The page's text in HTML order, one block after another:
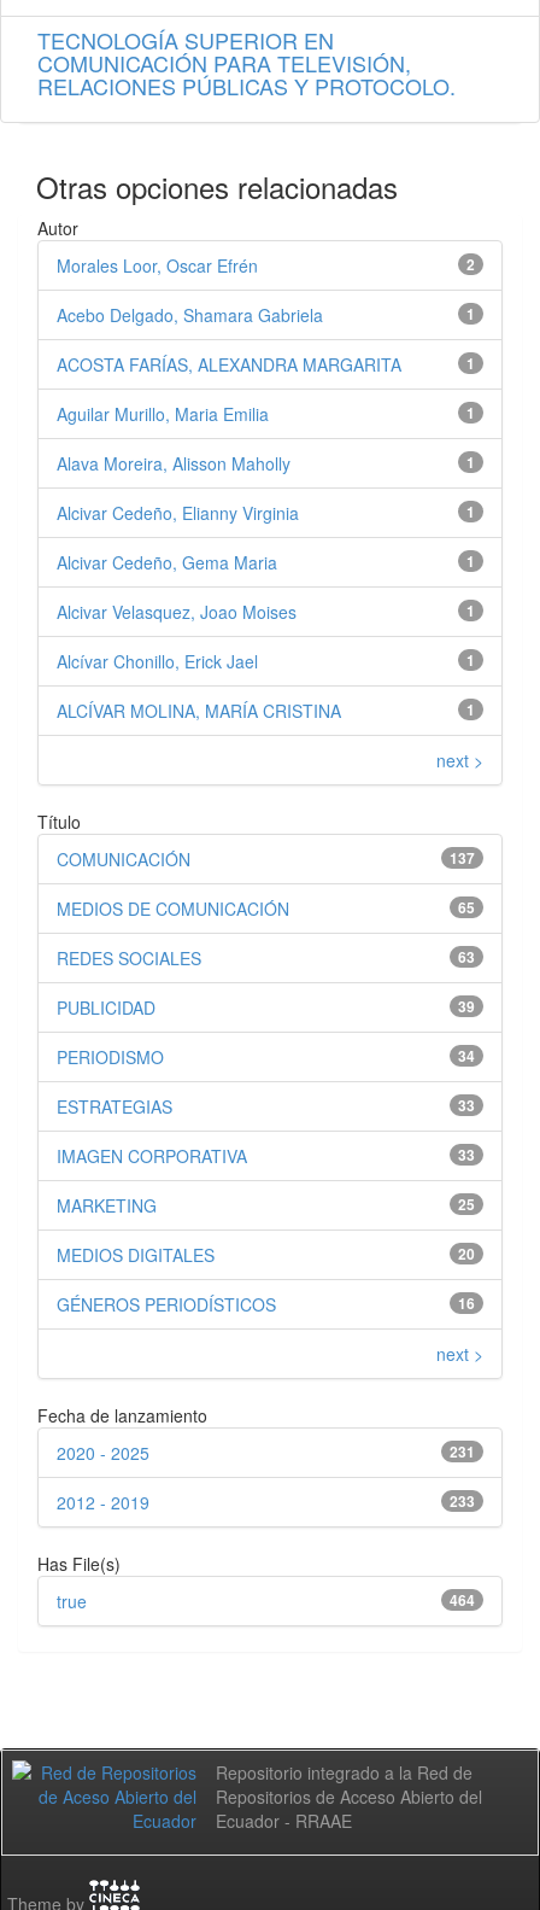
TECNOLOGÍA SUPERIOR EN
COMUNICACIÓN PARA TELEVISIÓN,
RELACIONES PÚBLICAS Y PROTOCOLO.
Otras opciones relacionadas
Autor
2
Morales Loor, Oscar Efrén
1
Acebo Delgado, Shamara Gabriela
1
ACOSTA FARÍAS, ALEXANDRA MARGARITA
1
Aguilar Murillo, Maria Emilia
1
Alava Moreira, Alisson Maholly
1
Alcivar Cedeño, Elianny Virginia
1
Alcivar Cedeño, Gema Maria
1
Alcivar Velasquez, Joao Moises
1
Alcívar Chonillo, Erick Jael
1
ALCÍVAR MOLINA, MARÍA CRISTINA
next >
Título
137
COMUNICACIÓN
65
MEDIOS DE COMUNICACIÓN
63
REDES SOCIALES
39
PUBLICIDAD
34
PERIODISMO
33
ESTRATEGIAS
33
IMAGEN CORPORATIVA
25
MARKETING
20
MEDIOS DIGITALES
16
GÉNEROS PERIODÍSTICOS
next >
Fecha de lanzamiento
231
2020 - 2025
233
2012 - 2019
Has File(s)
464
true
Repositorio integrado a la Red de
Repositorios de Acceso Abierto del
Ecuador - RRAAE
Theme by